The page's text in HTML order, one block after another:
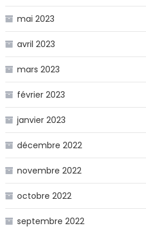
mai 2023
avril 2023
mars 2023
février 2023
janvier 2023
décembre 2022
novembre 2022
octobre 2022
septembre 2022